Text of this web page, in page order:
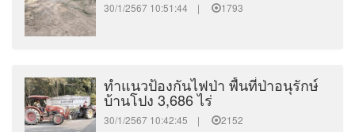
30/1/2567 10:51:44 | 1793
ทำแนวป้องกันไฟป่า พื้นที่ป่าอนุรักษ์
บ้านโปง 3,686 ไร่
30/1/2567 10:42:45 | 2152